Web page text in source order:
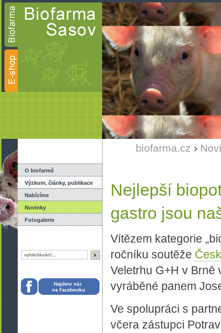
O biofarmě
Výzkum, články, publikace
Nabízíme
Novinky
Fotogalerie
biofarma.cz ›
Nejlepší
gastro jsou
Vítězem kategorie
ročníku soutěže
Veletrhu G+H v Brně
vyráběné panem
Ve spolupráci s
včera zástupci